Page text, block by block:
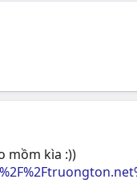
mồm kìa :))